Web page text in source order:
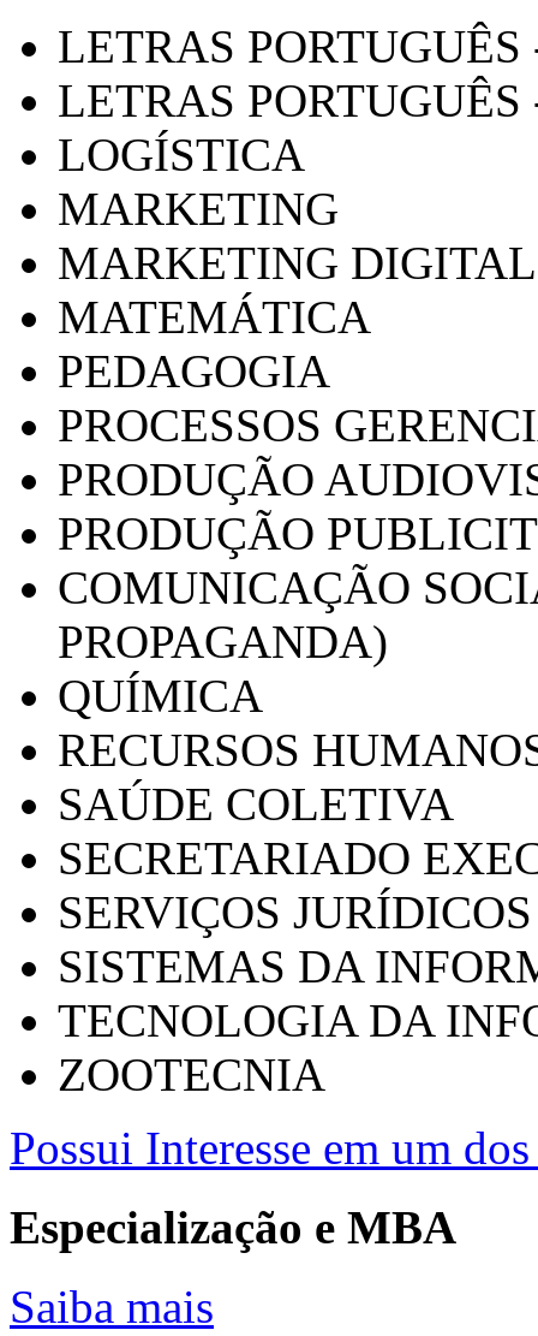
LETRAS
LETRAS PORTUGUÊS
LOGÍSTICA
MARKETING
MARKETING DIGITAL
MATEMÁTICA
PEDAGOGIA
PROCESSOS
PRODUÇÃO
PRODUÇÃO
COMUNICAÇÃO
PROPAGANDA)
QUÍMICA
RECURSOS
SAÚDE COLETIVA
SECRETARIADO
SERVIÇOS
SISTEMAS DA
TECNOLOGIA DA
ZOOTECNIA
Possui Interesse em um
Especialização e MBA
Saiba mais